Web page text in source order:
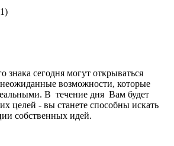
знака сегодня могут открываться
возможности, которые
В течение дня Вам будет
целей - вы станете способны искать
собственных идей.